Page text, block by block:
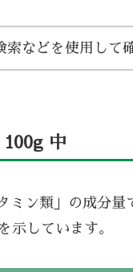
索などを使用して
100g 中
ミン類」の成分量
しています。